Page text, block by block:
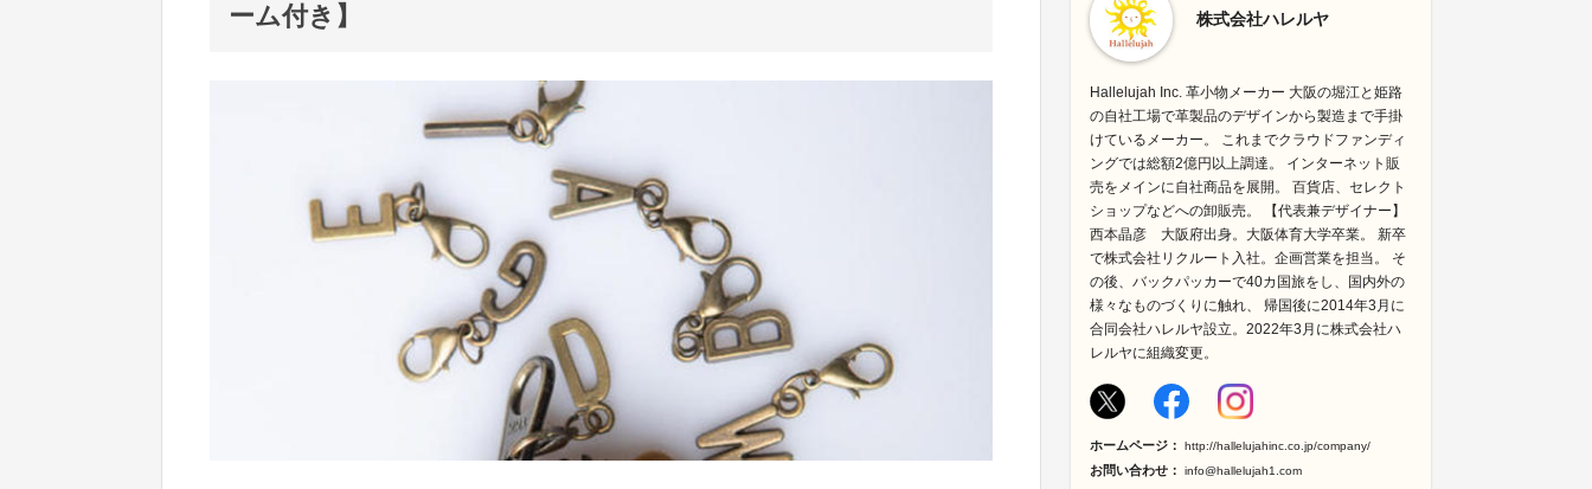
ーム付き】
株式会社ハレルヤ
Hallelujah Inc. 革小物メーカー 大阪の堀江と姫路
の自社工場で革製品のデザインから製造まで手掛
けているメーカー。 これまでクラウドファンディ
ングでは総額2億円以上調達。 インターネット販
売をメインに自社商品を展開。 百貨店、セレクト
ショップなどへの卸販売。 【代表兼デザイナー】
西本晶彦 大阪府出身。大阪体育大学卒業。 新卒
で株式会社リクルート入社。企画営業を担当。 そ
の後、バックパッカーで40カ国旅をし、国内外の
様々なものづくりに触れ、 帰国後に2014年3月に
合同会社ハレルヤ設立。2022年3月に株式会社ハ
レルヤに組織変更。
ホームページ： http://hallelujahinc.co.jp/company/
お問い合わせ： info@hallelujah1.com